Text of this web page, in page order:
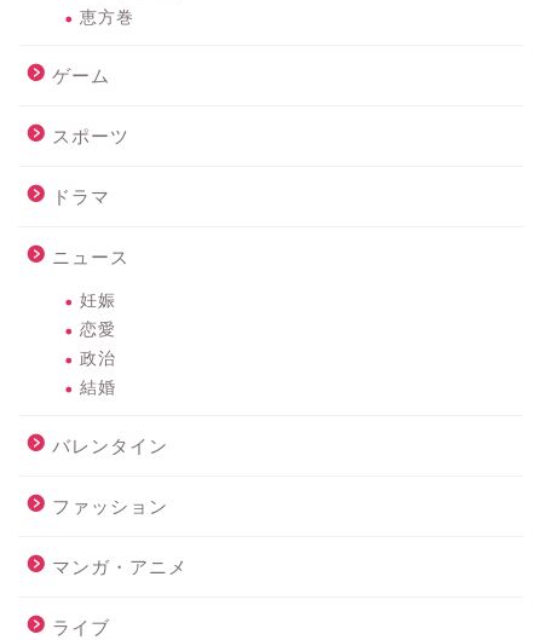
恵方巻
ゲーム
スポーツ
ドラマ
ニュース
妊娠
恋愛
政治
結婚
バレンタイン
ファッション
マンガ・アニメ
ライブ